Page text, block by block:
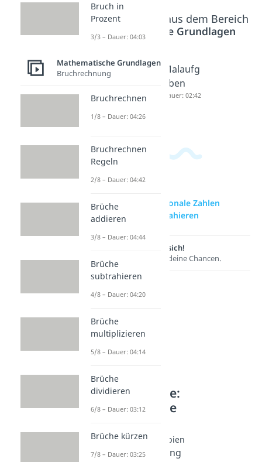
Beliebte Inhalte aus dem Bereich
Mathematische Grundlagen
Trachten
Methode
Multiplizi
Dauer: 03:44
Malaufg
aben
Dauer: 02:42
zur Videoseite: Rationale Zahlen
addieren und subtrahieren
Lernen lohnt sich!
Entdecke hier deine Chancen.
Weitere Inhalte:
Mathematische
Weitere Rechenprinzipien
Überschlagsrechnung
Bruch in
Prozent
3/3 – Dauer: 04:03
Mathematische Grundlagen
Bruchrechnung
Bruchrechnen
1/8 – Dauer: 04:26
Bruchrechnen
Regeln
2/8 – Dauer: 04:42
Brüche
addieren
3/8 – Dauer: 04:44
Brüche
subtrahieren
4/8 – Dauer: 04:20
Brüche
multiplizieren
5/8 – Dauer: 04:14
Brüche
dividieren
6/8 – Dauer: 03:12
Brüche kürzen
7/8 – Dauer: 03:25